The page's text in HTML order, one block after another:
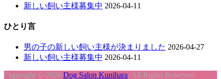
新しい飼い主様募集中 2026-04-11
ひとり言
男の子の新しい飼い主様が決まりました 2026-04-27
新しい飼い主様募集中 2026-04-11
Copyright © 2026 Dog Salon Kunihara. All Rights Reserved.